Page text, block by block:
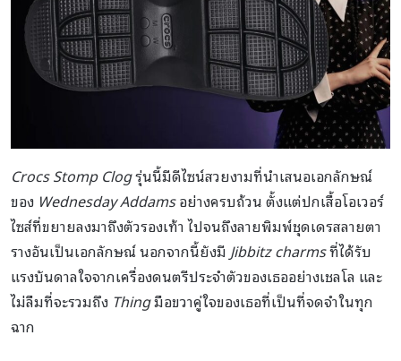
Crocs Stomp Clogรุ่นนี้มีดีไซน์สวยงามที่นำเสนอเอกลักษณ์
ของ Wednesday Addamsอย่างครบถ้วน ตั้งแต่ปกเสื้อโอเวอร์
ไซส์ที่ขยายลงมาถึงตัวรองเท้า ไปจนถึงลายพิมพ์ชุดเดรสลายตา
รางอันเป็นเอกลักษณ์ นอกจากนี้ยังมี Jibbitz charmsที่ได้รับ
แรงบันดาลใจจากเครื่องดนตรีประจำตัวของเธออย่างเชลโล และ
ไม่ลืมที่จะรวมถึง Thingมือขวาคู่ใจของเธอที่เป็นที่จดจำในทุก
ฉาก